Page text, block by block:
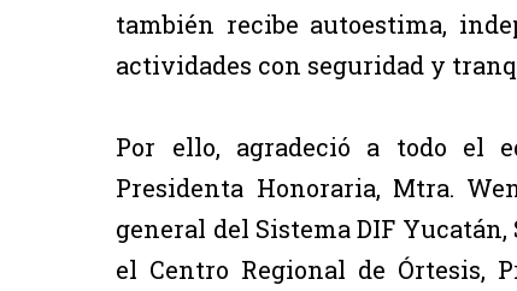
también recibe autoestima,
actividades con seguridad y
Por ello, agradeció a todo el
Presidenta Honoraria, Mtra.
general del Sistema DIF
el Centro Regional de Órtesis,